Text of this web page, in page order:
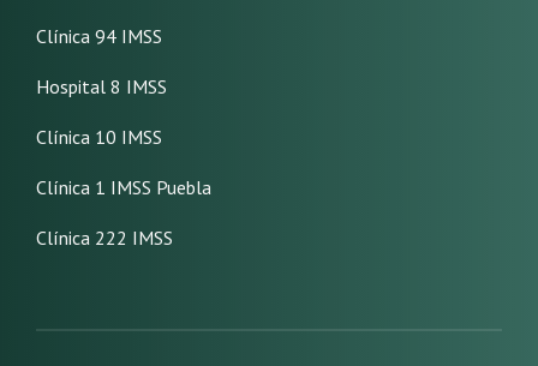
Clínica 94 IMSS
Hospital 8 IMSS
Clínica 10 IMSS
Clínica 1 IMSS Puebla
Clínica 222 IMSS